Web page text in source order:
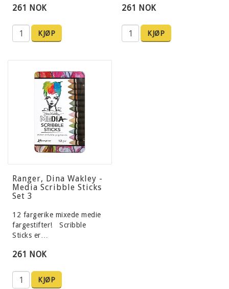
261 NOK
KJØP
261 NOK
KJØP
Ranger, Dina Wakley -
Media Scribble Sticks
Set 3
12 fargerike mixede medie
fargestifter! Scribble
Sticks er…
261 NOK
KJØP